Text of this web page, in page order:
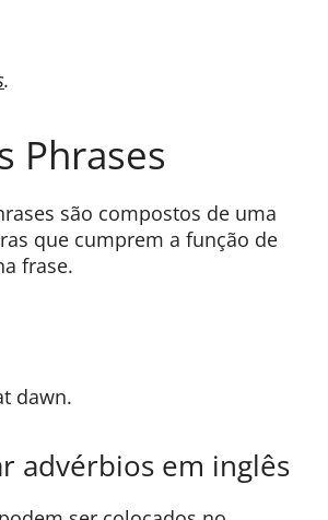
.
Phrases
são compostos de uma
que cumprem a função de
frase.
dawn.
advérbios em inglês